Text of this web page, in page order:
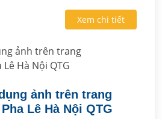
Xem chi tiết
ảnh trên trang
Lê Hà Nội QTG